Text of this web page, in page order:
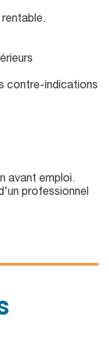
contre-indications
avant emploi.
professionnel